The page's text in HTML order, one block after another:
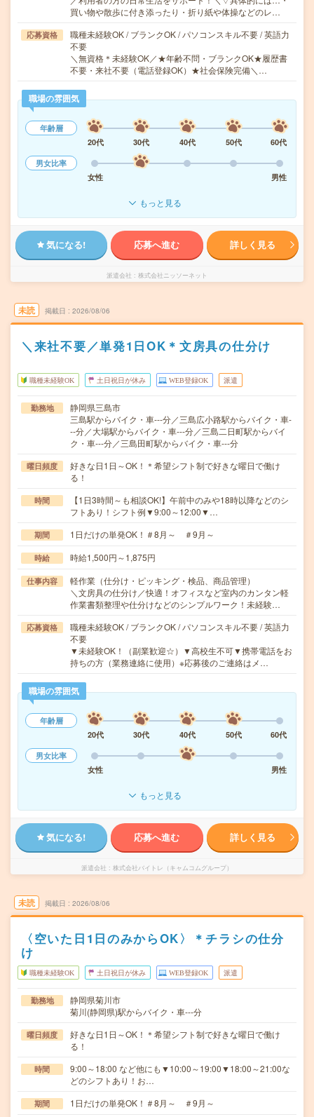
買い物や散歩に付き添ったり・折り紙や体操などのレ…
応募資格
職種未経験OK / ブランクOK / パソコンスキル不要 / 英語力
不要
＼無資格＊未経験OK／★年齢不問・ブランクOK★履歴書
不要・来社不要（電話登録OK）★社会保険完備＼…
職場の雰囲気
年齢層
20代
30代 40代 50代
60代
男女比率
女性
男性
もっと見る
気になる! 応募へ進む 詳しく見る
派遣会社 株式会社ニッソーネット
未読 掲載日 2026/08/06
＼来社不要／単発1日OK＊文房具の仕分け
職種未経験OK 土日祝日が休み WEB登録OK 派遣
勤務地
静岡県三島市
三島駅からバイク・車---分／三島広小路駅からバイク・車-
--分／大場駅からバイク・車---分／三島二日町駅からバイ
ク・車---分／三島田町駅からバイク・車---分
曜日頻度
好きな日1日～OK！＊希望シフト制で好きな曜日で働け
る！
時間
【1日3時間～も相談OK!】午前中のみや18時以降などのシ
フトあり！シフト例▼9:00～12:00▼…
期間 1日だけの単発OK！＃8月～ ＃9月～
時給 時給1,500円～1,875円
仕事内容
軽作業（仕分け・ピッキング・検品、商品管理）
＼文房具の仕分け／快適！オフィスなど室内のカンタン軽
作業書類整理や仕分けなどのシンプルワーク！未経験…
応募資格
職種未経験OK / ブランクOK / パソコンスキル不要 / 英語力
不要
▼未経験OK！（副業歓迎☆）▼高校生不可▼携帯電話をお
持ちの方（業務連絡に使用）※応募後のご連絡はメ…
職場の雰囲気
年齢層
20代
30代 40代 50代
60代
男女比率
女性
男性
もっと見る
気になる! 応募へ進む 詳しく見る
派遣会社 株式会社バイトレ（キャムコムグループ）
未読 掲載日 2026/08/06
〈空いた日1日のみからOK〉＊チラシの仕分
け
職種未経験OK 土日祝日が休み WEB登録OK 派遣
勤務地
静岡県菊川市
菊川(静岡県)駅からバイク・車---分
曜日頻度
好きな日1日～OK！＊希望シフト制で好きな曜日で働け
る！
時間
9:00～18:00 など他にも▼10:00～19:00▼18:00～21:00な
どのシフトあり！お…
期間 1日だけの単発OK！＃8月～ ＃9月～